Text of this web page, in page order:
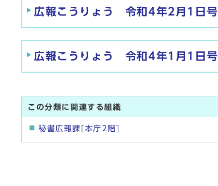
広報こうりょう 令和4年2月1日号
広報こうりょう 令和4年1月1日号
この分類に関連する組織
秘書広報課[本庁2階]